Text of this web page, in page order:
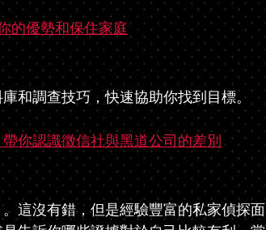
的優勢和保住家庭
和調查技巧，快速協助你找到目標。
你認識徵信社與黑道公司的差別
這沒有錯，但是經驗豐富的私家偵探面